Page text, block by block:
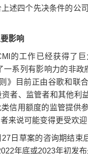
上述四个先决条件的公
影响
的工作已经获得了
一系列有影响力的非
》目前正由谷歌和联
资者、监管者和其他利
信用额度的监管提供
来说可能变得更受欢
27日草案的咨询期结
年底或2023年初发